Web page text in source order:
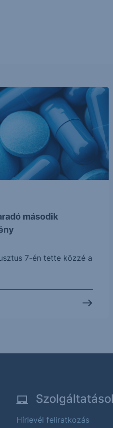
második
7-én tette közzé a
Hírlevél feliratkozás